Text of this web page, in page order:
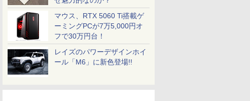
マウス、RTX 5060 Ti搭載ゲ
ーミングPCが7万5,000円オ
フで30万円台！
レイズのパワーデザインホイ
ール「M6」に新色登場!!